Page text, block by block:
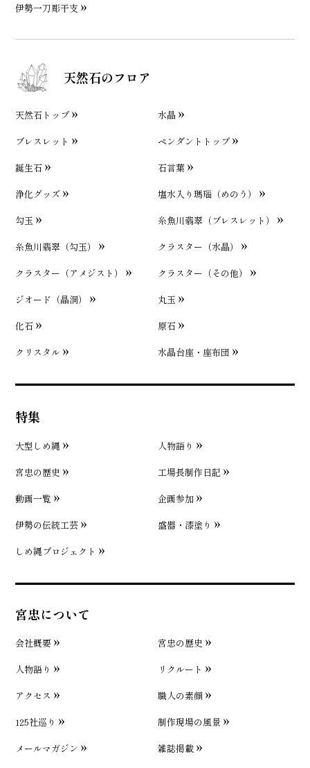
伊勢一刀彫干支
天然石のフロア
天然石トップ
水晶
ブレスレット
ペンダントトップ
誕生石
石言葉
浄化グッズ
塩水入り瑪瑙（めのう）
勾玉
糸魚川翡翠（ブレスレット）
糸魚川翡翠（勾玉）
クラスター（水晶）
クラスター（アメジスト）
クラスター（その他）
ジオード（晶洞）
丸玉
化石
原石
クリスタル
水晶台座・座布団
特集
大型しめ縄
人物語り
宮忠の歴史
工場長制作日記
動画一覧
企画参加
伊勢の伝統工芸
盛器・漆塗り
しめ縄プロジェクト
宮忠について
会社概要
宮忠の歴史
人物語り
リクルート
アクセス
職人の素顔
125社巡り
制作現場の風景
メールマガジン
雑誌掲載